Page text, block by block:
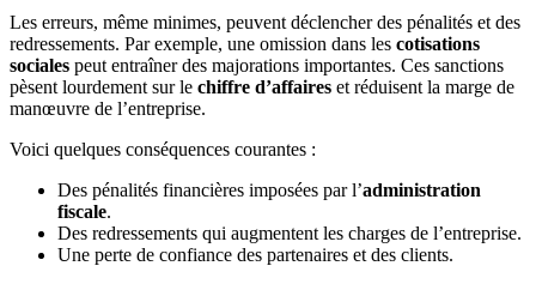
Les erreurs, même minimes, peuvent déclencher des pénalités et des
redressements. Par exemple, une omission dans les cotisations
sociales peut entraîner des majorations importantes. Ces sanctions
pèsent lourdement sur le chiffre d’affaires et réduisent la marge de
manœuvre de l’entreprise.
Voici quelques conséquences courantes :
Des pénalités financières imposées par l’administration
fiscale.
Des redressements qui augmentent les charges de l’entreprise.
Une perte de confiance des partenaires et des clients.